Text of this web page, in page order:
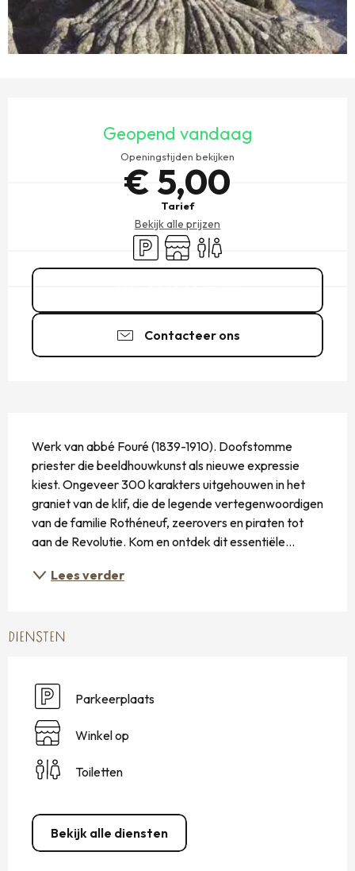
Geopend vandaag
Openingstijden bekijken
€ 5,00
Tarief
Bekijk alle prijzen
Parkeerplaats
Winkel opToiletten
Contacteer ons
Werk van abbé Fouré (1839-1910). Doofstomme
priester die beeldhouwkunst als nieuwe expressie
kiest. Ongeveer 300 karakters uitgehouwen in het
graniet van de klif, die de legende vertegenwoordigen
van de familie Rothéneuf, zeerovers en piraten tot
aan de Revolutie. Kom en ontdek dit essentiële...
Lees verder
DIENSTEN
Parkeerplaats
Winkel op
Toiletten
Bekijk alle diensten